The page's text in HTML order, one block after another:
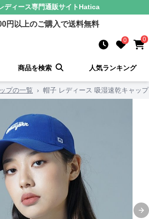
ディース専門通販サイト Hatica
円以上のご購入で送料無料
0 0
商品を検索 人気ランキング
プの一覧 › 帽子 レディース 吸湿速乾キャップ